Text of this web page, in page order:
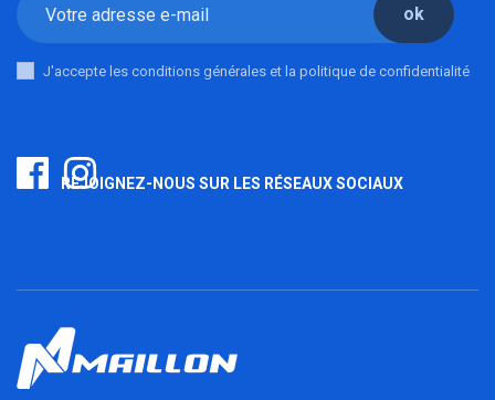
ok
J'accepte les conditions générales et la politique de confidentialité
REJOIGNEZ-NOUS SUR LES RÉSEAUX SOCIAUX